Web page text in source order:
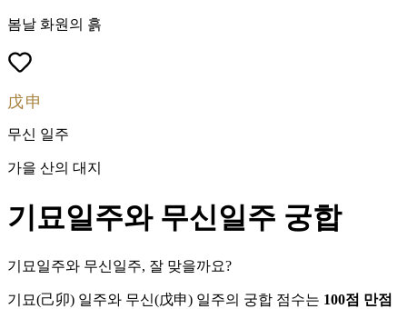
봄날 화원의 흙
戊申
무신 일주
가을 산의 대지
기묘일주와 무신일주 궁합
기묘일주와 무신일주, 잘 맞을까요?
기묘(己卯) 일주와 무신(戊申) 일주의 궁합 점수는 100점 만점